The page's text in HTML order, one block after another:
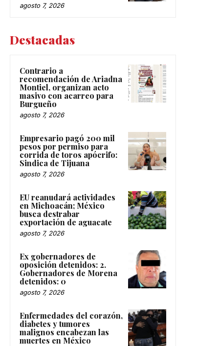
agosto 7, 2026
Destacadas
Contrario a
recomendación de Ariadna
Montiel, organizan acto
masivo con acarreo para
Burgueño
agosto 7, 2026
Empresario pagó 200 mil
pesos por permiso para
corrida de toros apócrifo:
Sindica de Tijuana
agosto 7, 2026
EU reanudará actividades
en Michoacán; México
busca destrabar
exportación de aguacate
agosto 7, 2026
Ex gobernadores de
oposición detenidos: 2.
Gobernadores de Morena
detenidos: 0
agosto 7, 2026
Enfermedades del corazón,
diabetes y tumores
malignos encabezan las
muertes en México